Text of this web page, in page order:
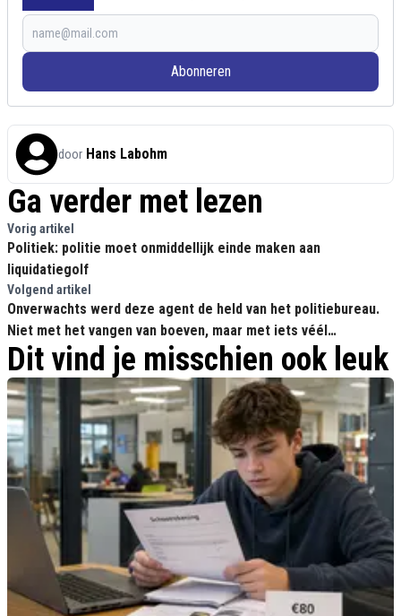
Abonneren
door Hans Labohm
Ga verder met lezen
Vorig artikel
Politiek: politie moet onmiddellijk einde maken aan
liquidatiegolf
Volgend artikel
Onverwachts werd deze agent de held van het politiebureau.
Niet met het vangen van boeven, maar met iets véél
hartverwarmenders
Dit vind je misschien ook leuk